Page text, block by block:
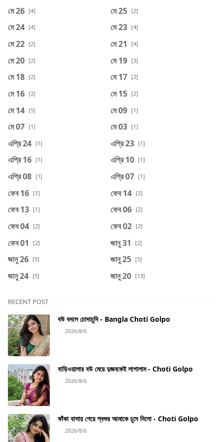
মে 26 [4] মে 25 [2]
মে 24 [4] মে 23 [4]
মে 22 [2] মে 21 [4]
মে 20 [2] মে 19 [3]
মে 18 [2] মে 17 [2]
মে 16 [2] মে 15 [2]
মে 14 [5] মে 09 [1]
মে 07 [1] মে 03 [1]
এপ্রি 24 [1] এপ্রি 23 [1]
এপ্রি 16 [1] এপ্রি 10 [1]
এপ্রি 08 [1] এপ্রি 07 [1]
ফেব 16 [1] ফেব 14 [2]
ফেব 13 [1] ফেব 06 [2]
ফেব 04 [2] ফেব 02 [2]
ফেব 01 [2] জানু 31 [2]
জানু 26 [5] জানু 25 [5]
জানু 24 [5] জানু 20 [13]
RECENT POST
বউ বদলে চোদাচুদি - Bangla Choti Golpo
2026/8/6
বাড়িওয়ালার বউ মেয়ে দুজনকেই লাগালাম - Choti Golpo
2026/8/6
ফাঁকা বাসায় পেয়ে শ্বশুর আমাকে চুদে দিলো - Choti Golpo
2026/8/6